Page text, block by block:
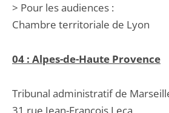
> Pour les audiences :
Chambre territoriale de Lyon
04 : Alpes-de-Haute Provence
Tribunal administratif de